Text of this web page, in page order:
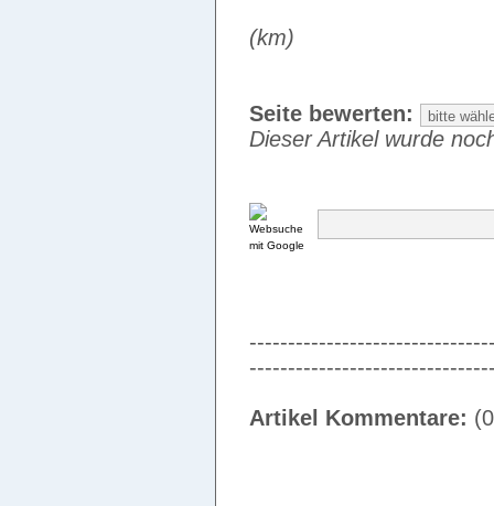
(km)
Seite bewerten:
Dieser Artikel wurde
Artikel Kommentare: